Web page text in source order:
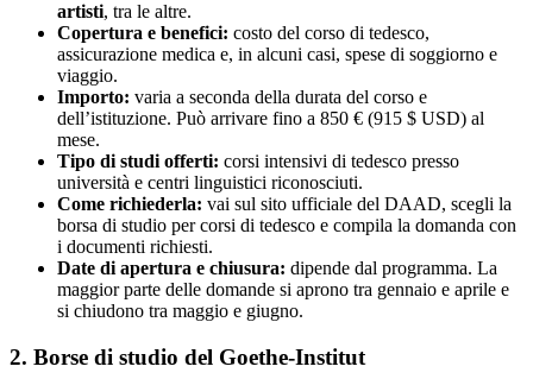
artisti, tra le altre.
Copertura e benefici: costo del corso di tedesco,
assicurazione medica e, in alcuni casi, spese di soggiorno e
viaggio.
Importo: varia a seconda della durata del corso e
dell’istituzione. Può arrivare fino a 850 € (915 $ USD) al
mese.
Tipo di studi offerti: corsi intensivi di tedesco presso
università e centri linguistici riconosciuti.
Come richiederla: vai sul sito ufficiale del DAAD, scegli la
borsa di studio per corsi di tedesco e compila la domanda con
i documenti richiesti.
Date di apertura e chiusura: dipende dal programma. La
maggior parte delle domande si aprono tra gennaio e aprile e
si chiudono tra maggio e giugno.
2. Borse di studio del Goethe-Institut